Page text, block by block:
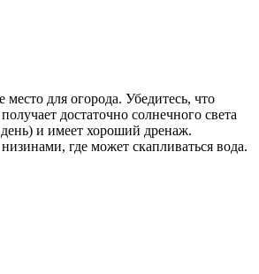
для огорода. Убедитесь, что
достаточно солнечного света
и имеет хороший дренаж.
где может скапливаться вода.